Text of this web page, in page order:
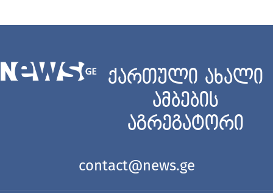
ქართული ახალი
ამბების
აგრეგატორი
contact@news.ge